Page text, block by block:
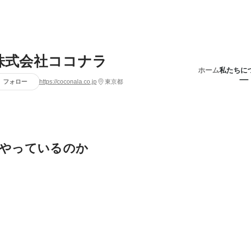
式会社ココナラ
フォロー https://coconala.co.jp 東京都
ホーム私たちに
っているのか